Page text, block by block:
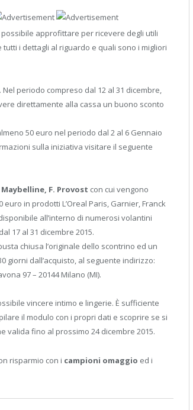
approfittare per ricevere degli utili
tutti i dettagli al riguardo e quali sono i migliori
periodo compreso dal 12 al 31 dicembre,
direttamente alla cassa un buono sconto
50 euro nel periodo dal 2 al 6 Gennaio
sulla iniziativa visitare il seguente
Maybelline, F. Provost con cui vengono
in prodotti L’Oreal Paris, Garnier, Franck
all’interno di numerosi volantini
17 al 31 dicembre 2015.
chiusa l’originale dello scontrino ed un
giorni dall’acquisto, al seguente indirizzo:
97 – 20144 Milano (MI).
vincere intimo e lingerie. È sufficiente
il modulo con i propri dati e scoprire se si
valida fino al prossimo 24 dicembre 2015.
risparmio con i campioni omaggio ed i